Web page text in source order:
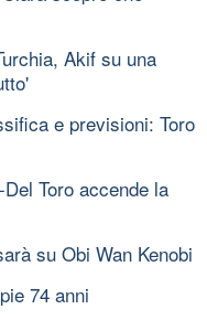
Akif su una
e previsioni: Toro
Toro accende la
su Obi Wan Kenobi
74 anni